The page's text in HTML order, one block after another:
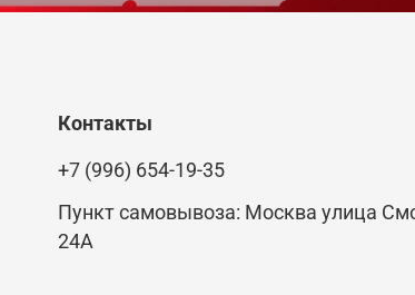
Контакты
+7 (996) 654-19-35
Пункт самовывоза: Москва улица
24А